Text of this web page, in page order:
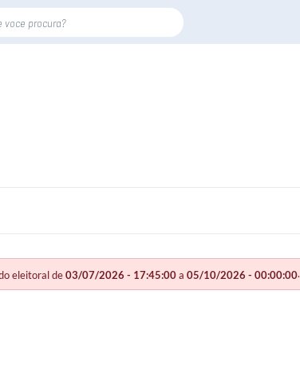
procura?
eleitoral de03/07/2026 - 17:45:00a 05/10/2026 - 00:00:00.